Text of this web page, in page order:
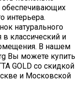
обеспечивающих
интерьера.
натурального
классический и
В нашем
Вы можете купить
GOLD со скидкой
и Московской